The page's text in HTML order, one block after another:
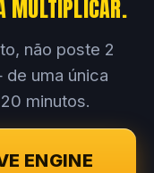
MULTIPLICAR.
não poste 2
uma única
minutos.
ENGINE